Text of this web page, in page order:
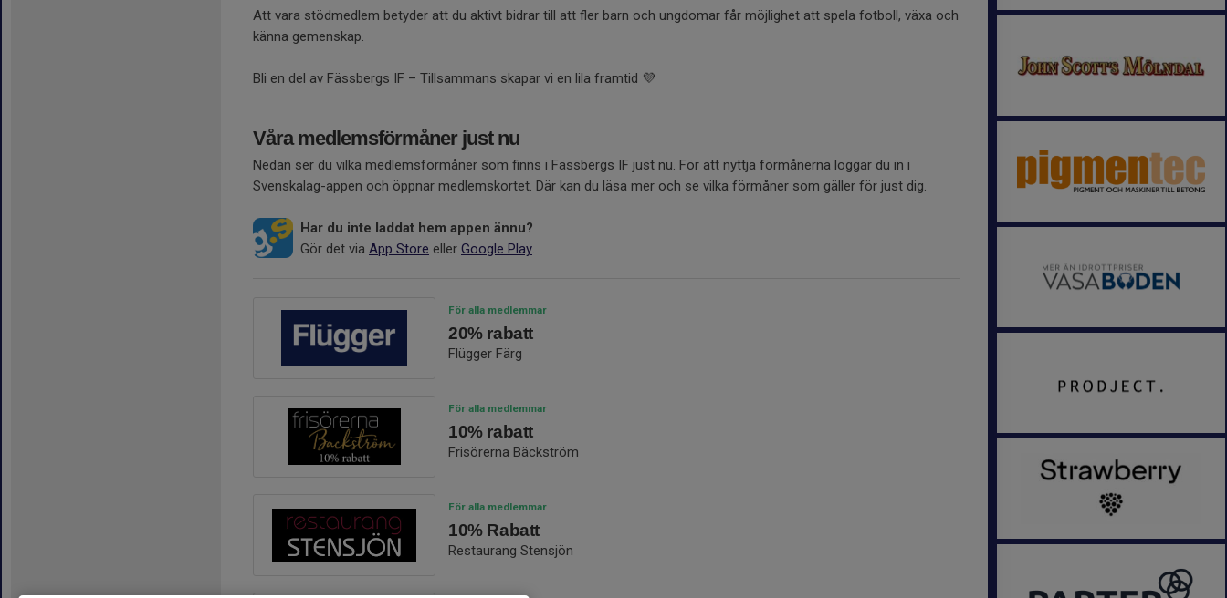
Att vara stödmedlem betyder att du aktivt bidrar till att fler barn och ungdomar får möjlighet att spela fotboll, växa och
känna gemenskap.
Bli en del av Fässbergs IF – Tillsammans skapar vi en lila framtid 💜
Våra medlemsförmåner just nu
Nedan ser du vilka medlemsförmåner som finns i Fässbergs IF just nu. För att nyttja förmånerna loggar du in i
Svenskalag-appen och öppnar medlemskortet. Där kan du läsa mer och se vilka förmåner som gäller för just dig.
Har du inte laddat hem appen ännu?
Gör det via App Store eller Google Play.
För alla medlemmar
20% rabatt
Flügger Färg
För alla medlemmar
10% rabatt
Frisörerna Bäckström
För alla medlemmar
10% Rabatt
Restaurang Stensjön